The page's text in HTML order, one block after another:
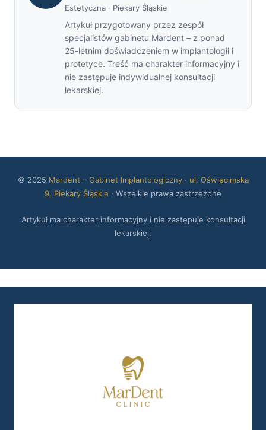
Estetyczna · Piekary Śląskie
Artykuł przygotowany przez zespół
specjalistów gabinetu Mardent – z ponad
25-letnim doświadczeniem w implantologii i
protetyce. Treść ma charakter informacyjny i
nie zastępuje indywidualnej konsultacji
lekarskiej.
© 2025 Mardent – Gabinet Implantologiczny · ul. Oświęcimska
9, Piekary Śląskie · Wszelkie prawa zastrzeżone
Artykuł ma charakter informacyjny i nie zastępuje konsultacji
lekarskiej.